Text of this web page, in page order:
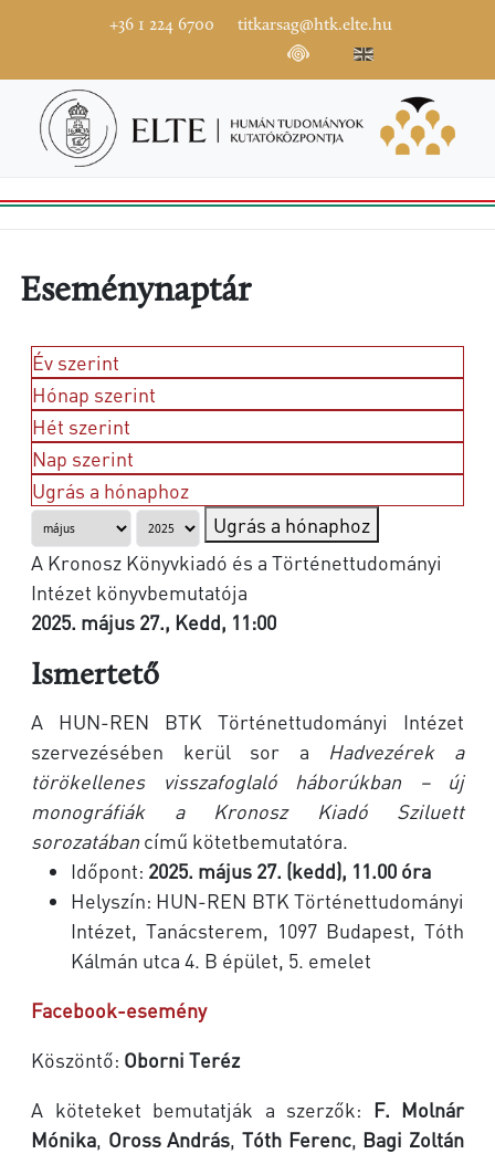
+36 1 224 6700 titkarsag@htk.elte.hu
Eseménynaptár
Év szerint
Hónap szerint
Hét szerint
Nap szerint
Ugrás a hónaphoz
Ugrás a hónaphoz
A Kronosz Könyvkiadó és a Történettudományi
Intézet könyvbemutatója
2025. május 27., Kedd, 11:00
Ismertető
A HUN-REN BTK Történettudományi Intézet
szervezésében kerül sor a Hadvezérek a
törökellenes visszafoglaló háborúkban – új
monográfiák a Kronosz Kiadó Sziluett
sorozatában című kötetbemutatóra.
Időpont: 2025. május 27. (kedd), 11.00 óra
Helyszín: HUN-REN BTK Történettudományi
Intézet, Tanácsterem, 1097 Budapest, Tóth
Kálmán utca 4. B épület, 5. emelet
Facebook-esemény
Köszöntő: Oborni Teréz
A köteteket bemutatják a szerzők: F. Molnár
Mónika Oross András Tóth Ferenc, Bagi Zoltán